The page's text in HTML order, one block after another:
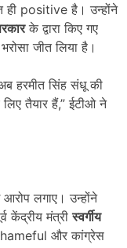
positive है। उन्होंने
के द्वारा किए गए
जीत लिया है।
हरमीत सिंह संधू की
तैयार हैं,” ईटीओ ने
लगाए। उन्होंने
केंद्रीय मंत्रीस्वर्गीय
और कांग्रेस